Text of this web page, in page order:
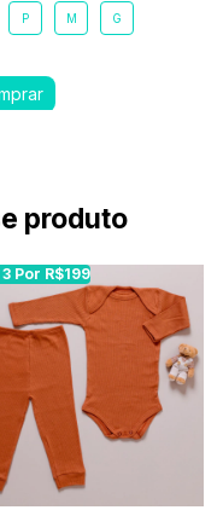
P M G
produto
Por R$199